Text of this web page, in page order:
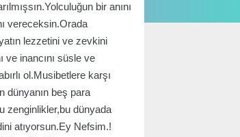
bir anını
vereceksin.Orada
lezzetini ve zevkini
ve inancını süsle ve
ol.Musibetlere karşı
dünyanın beş para
zenginlikler,bu dünyada
atıyorsun.Ey Nefsim.!